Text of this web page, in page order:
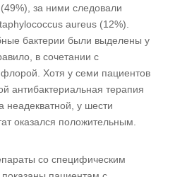
за ними следовали
aureus (12%).
бактерии были выделены у
в сочетании с
Хотя у семи пациентов
антибактериальная терапия
неадекватной, у шести
оказался положительным.
со специфическим